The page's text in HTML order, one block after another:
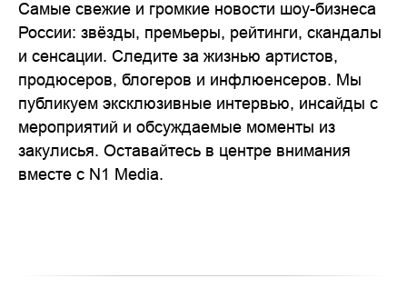
Самые свежие и громкие новости шоу-бизнеса
России: звёзды, премьеры, рейтинги, скандалы
и сенсации. Следите за жизнью артистов,
продюсеров, блогеров и инфлюенсеров. Мы
публикуем эксклюзивные интервью, инсайды с
мероприятий и обсуждаемые моменты из
закулисья. Оставайтесь в центре внимания
вместе с N1 Media.